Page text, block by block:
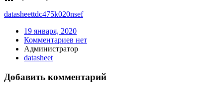
datasheettdc475k020nsef
19 января, 2020
Комментариев нет
Администратор
datasheet
Добавить комментарий